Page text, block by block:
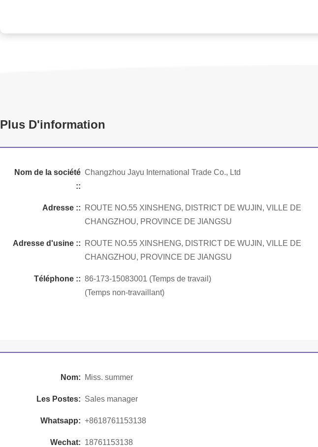
Plus D'information
Nom de la société
::
Changzhou Jayu International Trade Co., Ltd
Adresse ::
ROUTE NO.55 XINSHENG, DISTRICT DE WUJIN, VILLE DE
CHANGZHOU, PROVINCE DE JIANGSU
Adresse d'usine ::
ROUTE NO.55 XINSHENG, DISTRICT DE WUJIN, VILLE DE
CHANGZHOU, PROVINCE DE JIANGSU
Téléphone :: 86-173-15083001 (Temps de travail)
(Temps non-travaillant)
Nom: Miss. summer
Les Postes: Sales manager
Whatsapp: +8618761153138
Wechat: 18761153138